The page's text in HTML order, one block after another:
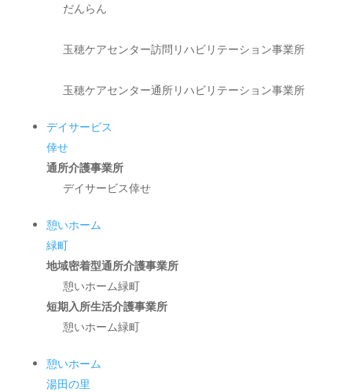
だんらん
玉穂ケアセンター訪問リハビリテーション事業所
玉穂ケアセンター通所リハビリテーション事業所
デイサービス
倖せ
通所介護事業所
デイサービス倖せ
憩いホーム
緑町
地域密着型通所介護事業所
憩いホーム緑町
短期入所生活介護事業所
憩いホーム緑町
憩いホーム
湯田の里